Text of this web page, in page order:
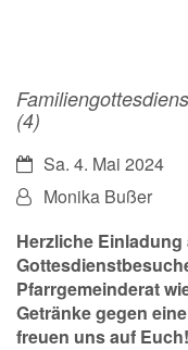
(4)
Datum:Sa. 4. Mai 2024
Von:Monika Bußer
Herzliche
Pfarrgemeinderat
Getränke gegen
freuen uns auf Euch!